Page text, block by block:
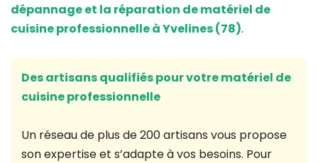
dépannage et la réparation de matériel de
cuisine professionnelle à Yvelines (78).
Des artisans qualifiés pour votre matériel de
cuisine professionnelle
Un réseau de plus de 200 artisans vous propose
son expertise et s’adapte à vos besoins. Pour